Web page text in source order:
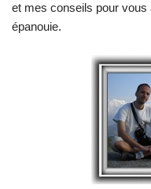
et mes conseils pour vous
épanouie.